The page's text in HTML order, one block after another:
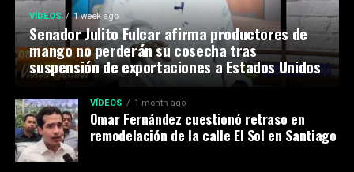
VÍDEOS 1 week ago
Senador Julito Fulcar afirma productores de
mango no perderán su cosecha tras
suspensión de exportaciones a Estados Unidos
VÍDEOS 1 month ago
Omar Fernández cuestionó retraso en
remodelación de la calle El Sol en Santiago